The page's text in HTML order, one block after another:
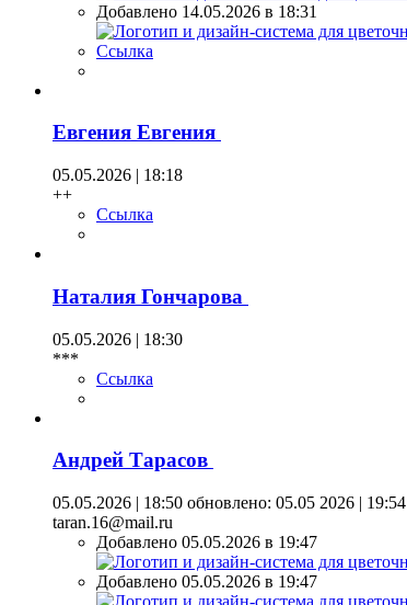
Добавлено 14.05.2026 в 18:31
Ссылка
Евгения Евгения
05.05.2026 | 18:18
++
Ссылка
Наталия Гончарова
05.05.2026 | 18:30
***
Ссылка
Андрей Тарасов
05.05.2026 | 18:50 обновлено: 05.05 2026 | 19:54
taran.16@mail.ru
Добавлено 05.05.2026 в 19:47
Добавлено 05.05.2026 в 19:47